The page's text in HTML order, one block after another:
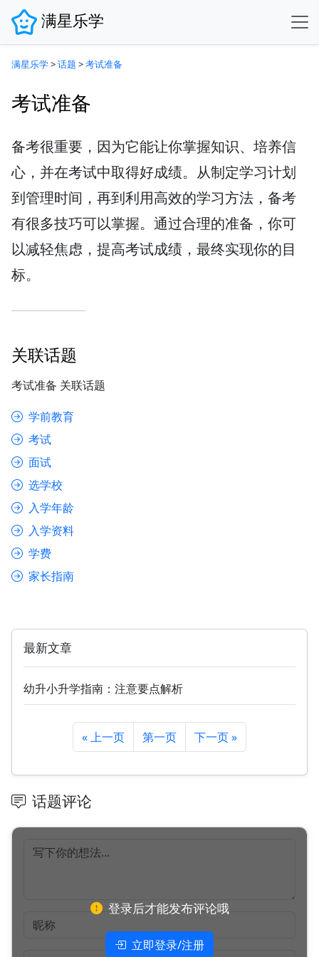
满星乐学
满星乐学>话题 >考试准备
考试准备
备考很重要，因为它能让你掌握知识、培养信
心，并在考试中取得好成绩。从制定学习计划
到管理时间，再到利用高效的学习方法，备考
有很多技巧可以掌握。通过合理的准备，你可
以减轻焦虑，提高考试成绩，最终实现你的目
标。
关联话题
考试准备 关联话题
学前教育
考试
面试
选学校
入学年龄
入学资料
学费
家长指南
最新文章
幼升小升学指南：注意要点解析
« 上一页 第一页 下一页 »
话题评论
登录后才能发布评论哦
立即登录/注册